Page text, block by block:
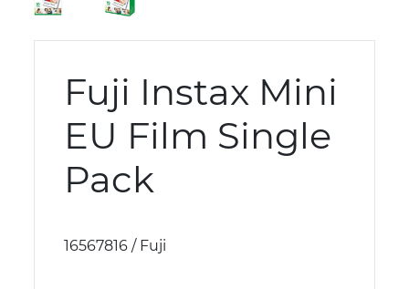
Fuji Instax Mini
EU Film Single
Pack
16567816 / Fuji